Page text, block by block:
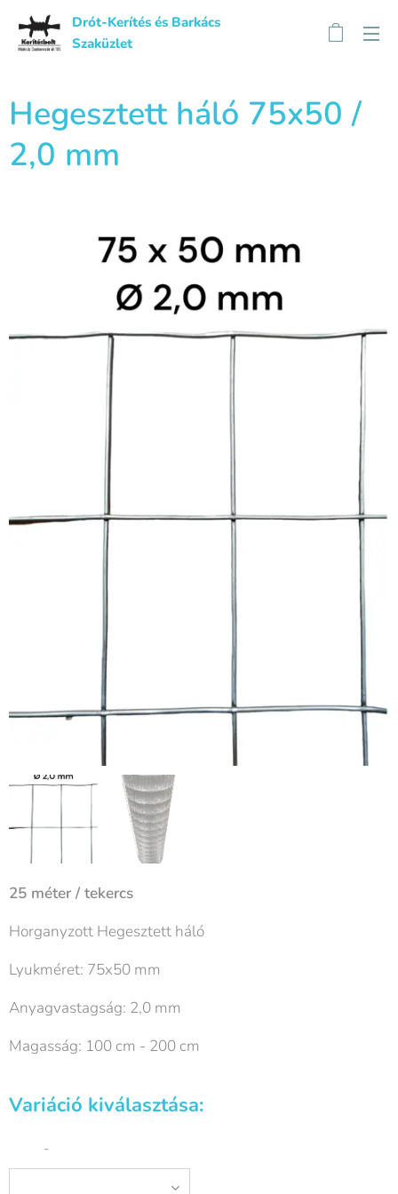
Drót-Kerítés és Barkács
Szaküzlet
Hegesztett háló 75x50 /
2,0 mm
25 méter / tekercs
Horganyzott Hegesztett háló
Lyukméret: 75x50 mm
Anyagvastagság: 2,0 mm
Magasság: 100 cm - 200 cm
Variáció kiválasztása:
-